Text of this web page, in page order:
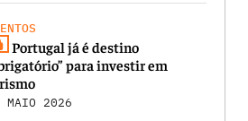
Portugal já é destino
para investir em
MAIO 2026